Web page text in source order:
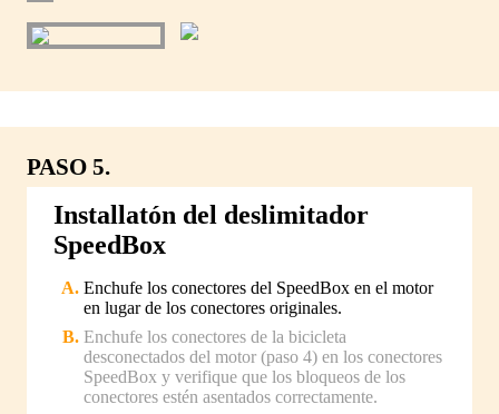
PASO 5.
Installatón del deslimitador
SpeedBox
Enchufe los conectores del SpeedBox en el motor
en lugar de los conectores originales.
Enchufe los conectores de la bicicleta
desconectados del motor (paso 4) en los conectores
SpeedBox y verifique que los bloqueos de los
conectores estén asentados correctamente.